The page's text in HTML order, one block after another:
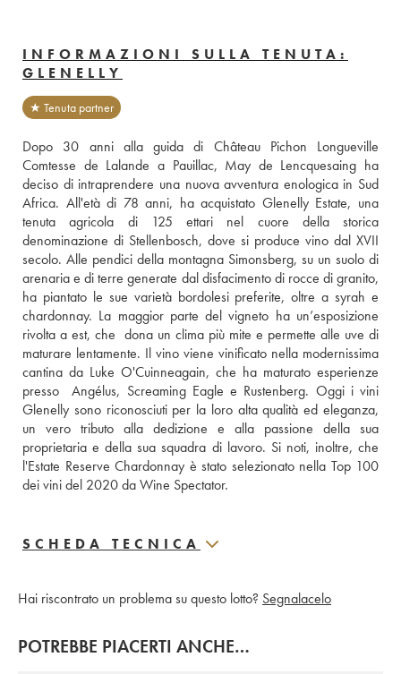
INFORMAZIONI SULLA TENUTA:
GLENELLY
★ Tenuta partner
Dopo 30 anni alla guida di Château Pichon Longueville
Comtesse de Lalande a Pauillac, May de Lencquesaing ha
deciso di intraprendere una nuova avventura enologica in Sud
Africa. All'età di 78 anni, ha acquistato Glenelly Estate, una
tenuta agricola di 125 ettari nel cuore della storica
denominazione di Stellenbosch, dove si produce vino dal XVII
secolo. Alle pendici della montagna Simonsberg, su un suolo di
arenaria e di terre generate dal disfacimento di rocce di granito,
ha piantato le sue varietà bordolesi preferite, oltre a syrah e
chardonnay. La maggior parte del vigneto ha un’esposizione
rivolta a est, che  dona un clima più mite e permette alle uve di
maturare lentamente. Il vino viene vinificato nella modernissima
cantina da Luke O'Cuinneagain, che ha maturato esperienze
presso  Angélus, Screaming Eagle e Rustenberg. Oggi i vini
Glenelly sono riconosciuti per la loro alta qualità ed eleganza,
un vero tributo alla dedizione e alla passione della sua
proprietaria e della sua squadra di lavoro. Si noti, inoltre, che
l'Estate Reserve Chardonnay è stato selezionato nella Top 100
dei vini del 2020 da Wine Spectator.
SCHEDA TECNICA
Hai riscontrato un problema su questo lotto? Segnalacelo
POTREBBE PIACERTI ANCHE…